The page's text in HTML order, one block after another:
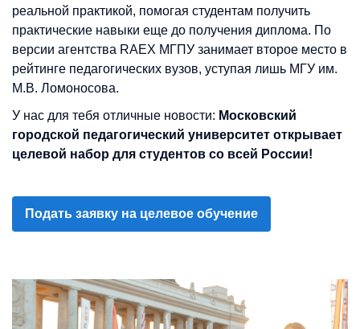
реальной практикой, помогая студентам получить
практические навыки еще до получения диплома. По
версии агентства RAEX МГПУ занимает второе место в
рейтинге педагогических вузов, уступая лишь МГУ им.
М.В. Ломоносова.
У нас для тебя отличные новости: Московский
городской педагогический университет открывает
целевой набор для студентов со всей России!
Подать заявку на целевое обучение